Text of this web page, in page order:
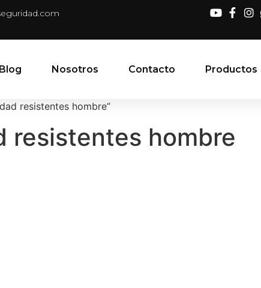
Blog Nosotros Contacto Productos
resistentes hombre”
resistentes hombre